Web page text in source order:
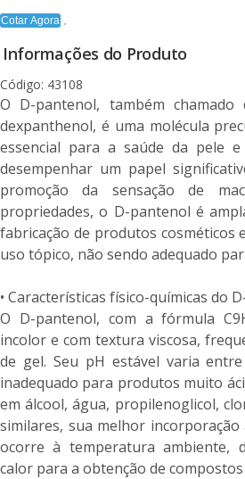
Cotar Agora
Informações do Produto
Código: 43108
O D-pantenol, também
dexpanthenol, é uma molécula
essencial para a saúde da pele
desempenhar um papel
promoção da sensação de
propriedades, o D-pantenol é
fabricação de produtos cosméticos
uso tópico, não sendo adequado
• Características físico-químicas do
O D-pantenol, com a fórmula
incolor e com textura viscosa,
de gel. Seu pH estável varia
inadequado para produtos muito
em álcool, água, propilenoglicol,
similares, sua melhor
ocorre à temperatura ambiente,
calor para a obtenção de